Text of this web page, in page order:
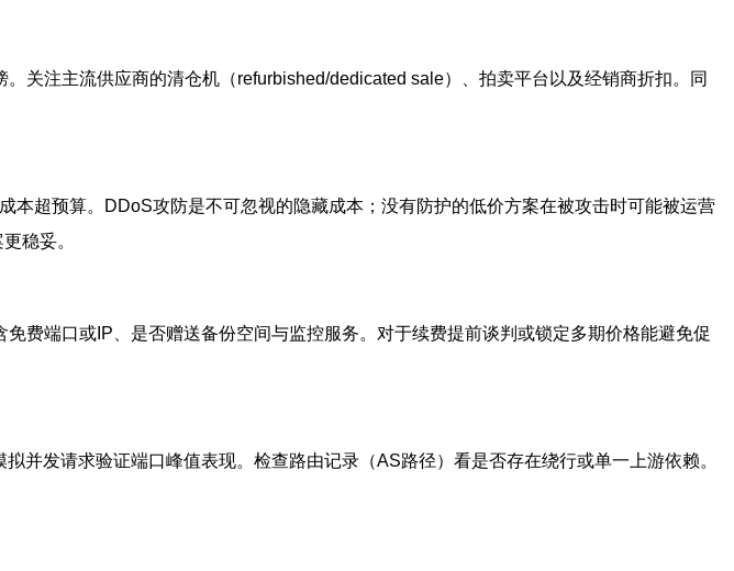
关注主流供应商的清仓机（refurbished/dedicated sale）、拍卖平台以及经销商折扣。同
超预算。DDoS攻防是不可忽视的隐藏成本；没有防护的低价方案在被攻击时可能被运营
稳妥。
费端口或IP、是否赠送备份空间与监控服务。对于续费提前谈判或锁定多期价格能避免促
并发请求验证端口峰值表现。检查路由记录（AS路径）看是否存在绕行或单一上游依赖。